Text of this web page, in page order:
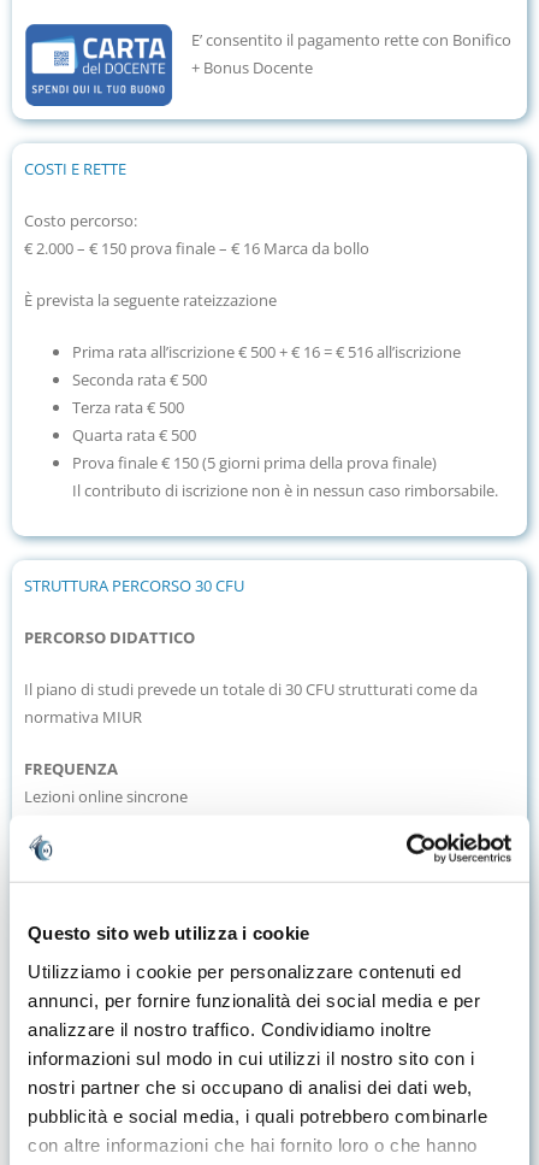
Questo sito web utilizza i cookie
Utilizziamo i cookie per personalizzare contenuti ed
annunci, per fornire funzionalità dei social media e per
analizzare il nostro traffico. Condividiamo inoltre
informazioni sul modo in cui utilizzi il nostro sito con i
nostri partner che si occupano di analisi dei dati web,
pubblicità e social media, i quali potrebbero combinarle
con altre informazioni che hai fornito loro o che hanno
E’ consentito il pagamento rette con Bonifico
+ Bonus Docente
COSTI E RETTE
Costo percorso:
€ 2.000 – € 150 prova finale – € 16 Marca da bollo
È prevista la seguente rateizzazione
Prima rata all’iscrizione € 500 + € 16 = € 516 all’iscrizione
Seconda rata € 500
Terza rata € 500
Quarta rata € 500
Prova finale€ 150 (5 giorni prima della prova finale)
Il contributo di iscrizione non è in nessun caso rimborsabile.
STRUTTURA PERCORSO 30 CFU
PERCORSO DIDATTICO
Il piano di studi prevede un totale di 30 CFU strutturati come da
normativa MIUR
FREQUENZA
Lezioni online sincrone
accedere alla prova finale sarà necessaria una percentuale minima di
presenza alle attività formative pari al 70% per ogni AF (Attività
Esempio: una materia di 5 cfu corrisponde a 30 ore di lezione e sarà
pertanto necessario essere presenti almeno a 21 ore e assentarsi per
un massimo di 9 ore.
RICONOSCIMENTO CFU
Non sono previsti i riconoscimenti crediti per questo percorso.
PROVA FINALE